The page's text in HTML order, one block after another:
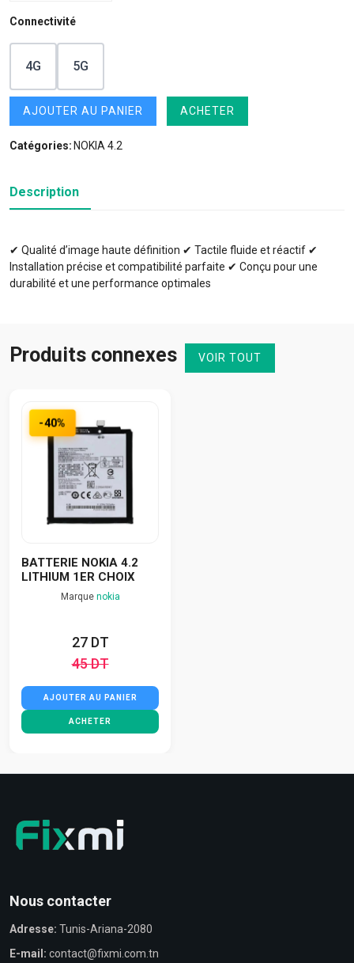
Connectivité
4G 5G
AJOUTER AU PANIER ACHETER
Catégories: NOKIA 4.2
Description
✔ Qualité d’image haute définition ✔ Tactile fluide et réactif ✔
Installation précise et compatibilité parfaite ✔ Conçu pour une
durabilité et une performance optimales
Produits connexes VOIR TOUT
-40%
BATTERIE NOKIA 4.2
LITHIUM 1ER CHOIX
Marque nokia
27 DT
45 DT
AJOUTER AU PANIER
ACHETER
Nous contacter
Adresse: Tunis-Ariana-2080
E-mail: contact@fixmi.com.tn